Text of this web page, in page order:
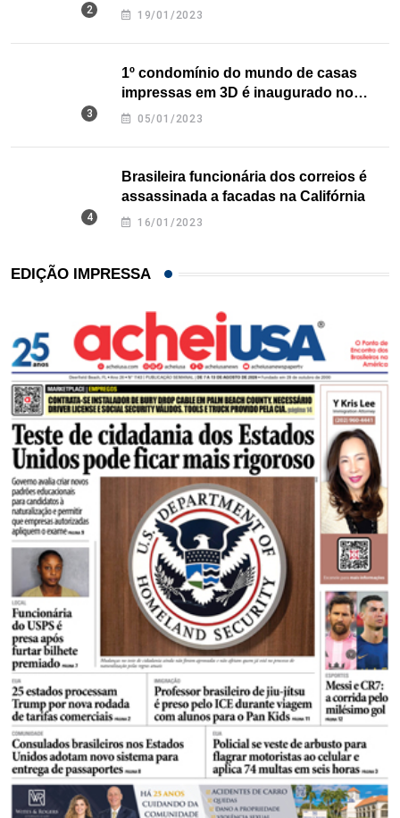
nos EUA
19/01/2023
1º condomínio do mundo de casas
impressas em 3D é inaugurado no
Texas
05/01/2023
Brasileira funcionária dos correios é
assassinada a facadas na Califórnia
16/01/2023
EDIÇÃO IMPRESSA